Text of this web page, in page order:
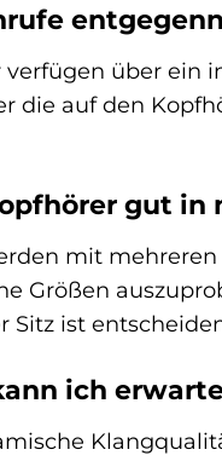
über
die auf den
gut in
mit
Größen
Sitz ist
ich